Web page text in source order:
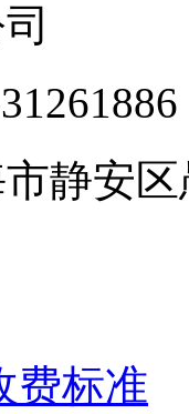
市静安区
费标准